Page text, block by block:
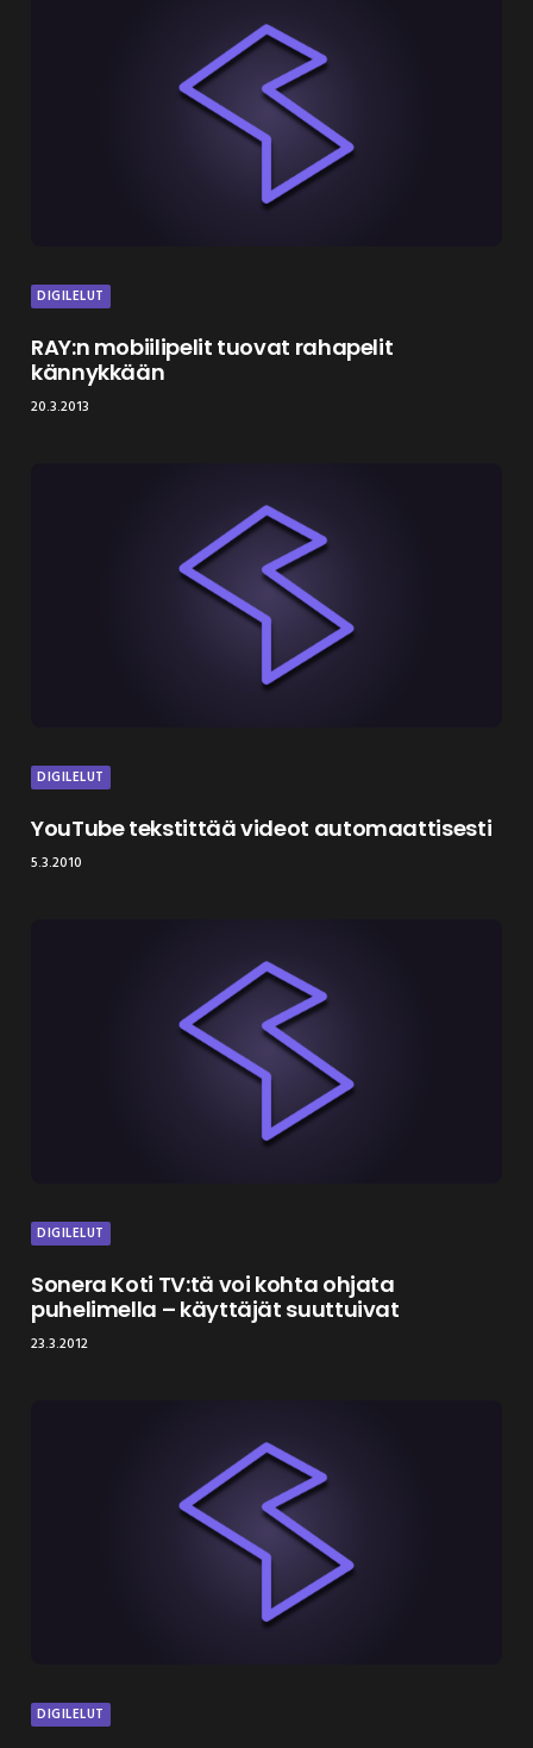
DIGILELUT
RAY:n mobiilipelit tuovat rahapelit
kännykkään
20.3.2013
DIGILELUT
YouTube tekstittää videot automaattisesti
5.3.2010
DIGILELUT
Sonera Koti TV:tä voi kohta ohjata
puhelimella – käyttäjät suuttuivat
23.3.2012
DIGILELUT